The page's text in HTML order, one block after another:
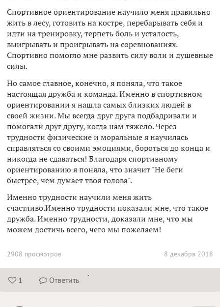
Спортивное ориентирование научило меня правильно
жить в лесу, готовить на костре, перебарывать себя и
идти на тренировку, терпеть боль и усталость,
выигрывать и проигрывать на соревнованиях.
Спортивно помогло мне развить силу воли и душевные
силы.
Но самое главное, конечно, я поняла, что такое
настоящая дружба и команда. Именно в спортивном
ориентировании я нашла самых близких людей в
своей жизни. Мы всегда друг друга подбадривали и
помогали друг другу, когда нам тяжело. Через
трудности физические и моральные я научилась
справляться со своими эмоциями, бороться до конца и
никогда не сдаваться! Благодаря спортивному
ориентированию я поняла, что значит "Не беги
быстрее, чем думает твоя голова".
Именно трудности научили меня жить
счастливо.Именно трудности показали мне, что такое
дружба. Именно трудности, доказали мне, что мы
можем достичь всего, чего мы пожелаем!
8 декабря 2018
2908 просмотров
 1  Ответить
.